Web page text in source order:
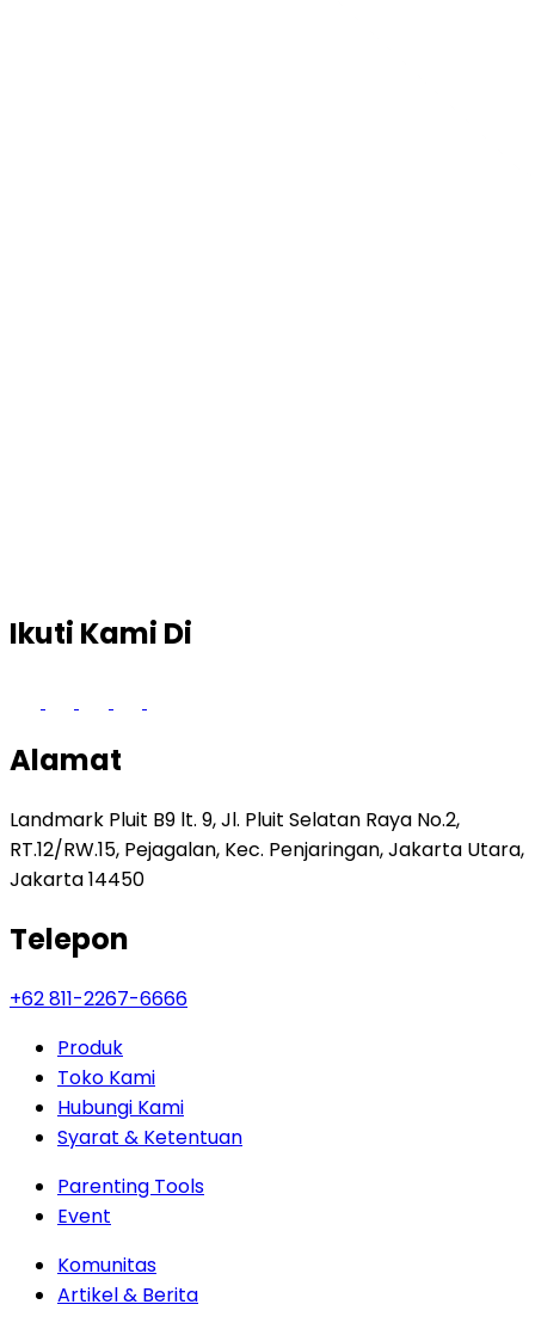
Ikuti Kami Di
Alamat
Landmark Pluit B9 lt. 9, Jl. Pluit Selatan Raya No.2,
RT.12/RW.15, Pejagalan, Kec. Penjaringan, Jakarta Utara,
Jakarta 14450
Telepon
+62 811-2267-6666
Produk
Toko Kami
Hubungi Kami
Syarat & Ketentuan
Parenting Tools
Event
Komunitas
Artikel & Berita